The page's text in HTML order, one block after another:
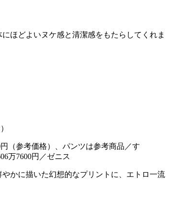
ほどよいヌケ感と清潔感をもたらしてくれま
（参考価格）、パンツは参考商品／す
万7600円／ゼニス
かに描いた幻想的なプリントに、エトロ一流